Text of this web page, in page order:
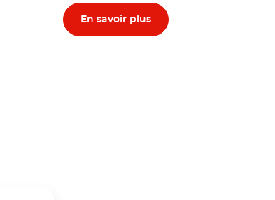
En savoir plus